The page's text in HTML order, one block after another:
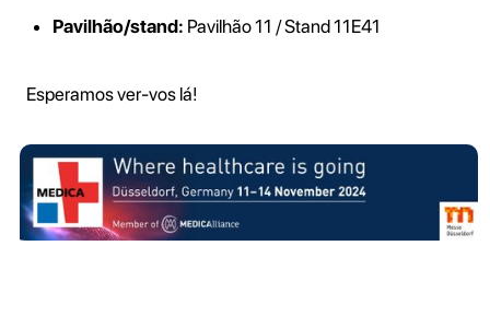
Pavilhão/stand: Pavilhão 11 / Stand 11E41
Esperamos ver-vos lá!